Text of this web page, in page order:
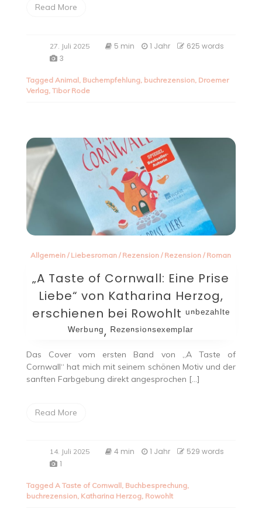
Read More
27. Juli 2025 5 min 1 Jahr
625 words
3
Tagged Animal, Buchempfehlung, buchrezension, Droemer
Verlag, Tibor Rode
Allgemein / Liebesroman / Rezension / Rezension / Roman
„A Taste of Cornwall: Eine Prise
Liebe“ von Katharina Herzog,
erschienen bei Rowohlt ᵘⁿᵇᵉᶻᵃʰˡᵗᵉ
ᵂᵉʳᵇᵘⁿᵍ, ᴿᵉᶻᵉⁿˢⁱᵒⁿˢᵉˣᵉᵐᵖˡᵃʳ
Das Cover vom ersten Band von „A Taste of
Cornwall“ hat mich mit seinem schönen Motiv und der
sanften Farbgebung direkt angesprochen […]
Read More
14. Juli 2025 4 min 1 Jahr
529 words
1
Tagged A Taste of Cornwall, Buchbesprechung,
buchrezension, Katharina Herzog, Rowohlt